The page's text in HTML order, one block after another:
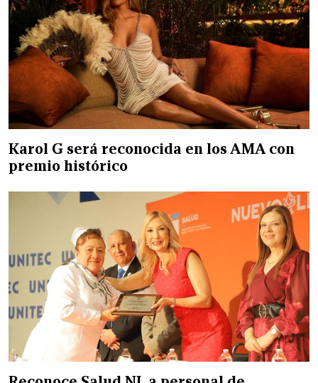
Karol G será reconocida en los AMA con
premio histórico